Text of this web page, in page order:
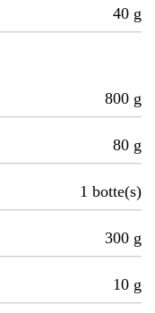
40 g
800 g
80 g
1 botte(s)
300 g
10 g